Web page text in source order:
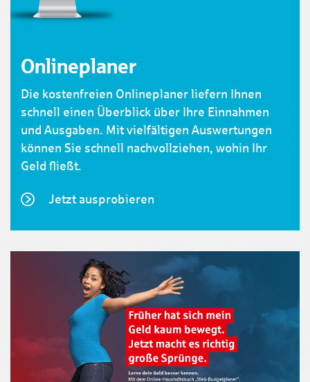
Onlineplaner
Die kostenfreien Onlineplaner liefern Ihnen
schnell einen Überblick über Ihre Einnahmen
und Ausgaben. Mit vielfältigen Auswertungen
können Sie schnell nachvollziehen, wohin Ihr
Geld fließt.
Jetzt ausprobieren